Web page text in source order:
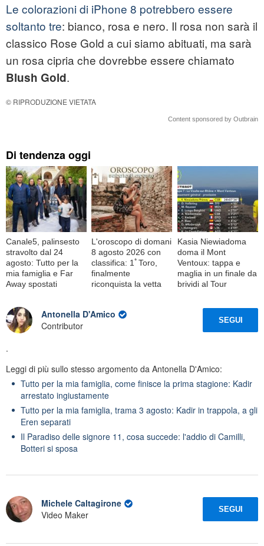
Le colorazioni di iPhone 8 potrebbero essere
soltanto tre: bianco, rosa e nero. Il rosa non sarà il
classico Rose Gold a cui siamo abituati, ma sarà
un rosa cipria che dovrebbe essere chiamato
Blush Gold.
© RIPRODUZIONE VIETATA
Content sponsored by Outbrain
Di tendenza oggi
Canale5, palinsesto
stravolto dal 24
agosto: Tutto per la
mia famiglia e Far
Away spostati
L'oroscopo di domani
8 agosto 2026 con
classifica: 1ﾟToro,
finalmente
riconquista la vetta
Kasia Niewiadoma
doma il Mont
Ventoux: tappa e
maglia in un finale da
brividi al Tour
Antonella D'Amico
Contributor
SEGUI
.
Leggi di più sullo stesso argomento da Antonella D'Amico:
Tutto per la mia famiglia, come finisce la prima stagione: Kadir
arrestato ingiustamente
Tutto per la mia famiglia, trama 3 agosto: Kadir in trappola, a gli
Eren separati
Il Paradiso delle signore 11, cosa succede: l'addio di Camilli,
Botteri si sposa
Michele Caltagirone
Video Maker
SEGUI